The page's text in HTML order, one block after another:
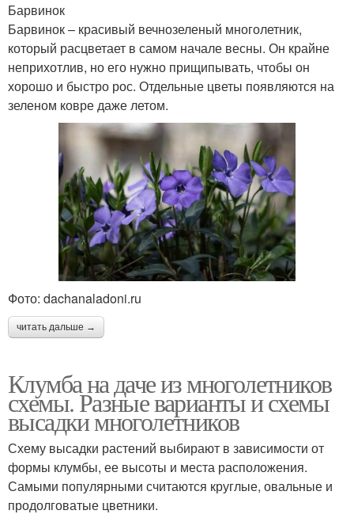
Барвинок
Барвинок – красивый вечнозеленый многолетник,
который расцветает в самом начале весны. Он крайне
неприхотлив, но его нужно прищипывать, чтобы он
хорошо и быстро рос. Отдельные цветы появляются на
зеленом ковре даже летом.
Фото: dachanaladoni.ru
читать дальше →
Клумба на даче из многолетников
схемы. Разные варианты и схемы
высадки многолетников
Схему высадки растений выбирают в зависимости от
формы клумбы, ее высоты и места расположения.
Самыми популярными считаются круглые, овальные и
продолговатые цветники.